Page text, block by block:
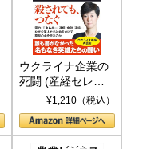
ウクライナ企業の
死闘 (産経セレク
ト S 039)¥1,210（税込）